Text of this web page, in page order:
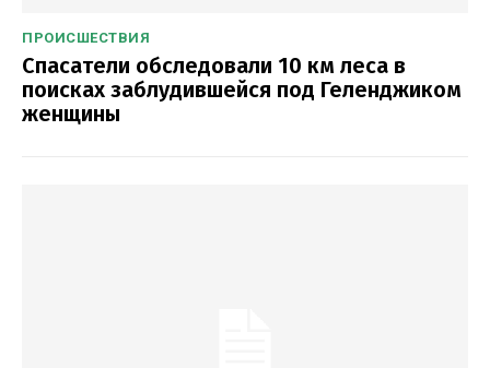
ПРОИСШЕСТВИЯ
Спасатели обследовали 10 км леса в
поисках заблудившейся под Геленджиком
женщины